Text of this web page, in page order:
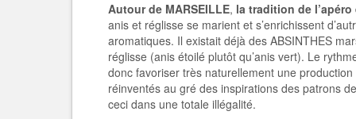
Autour de MARSEILLE, la tradition de
anis et réglisse se marient et s’enrichissent
aromatiques. Il existait déjà des ABSINTHES
réglisse (anis étoilé plutôt qu’anis vert). Le
donc favoriser très naturellement une
réinventés au gré des inspirations des patrons
ceci dans une totale illégalité.